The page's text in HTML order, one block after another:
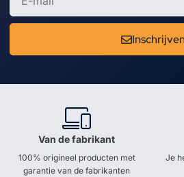
Van de fabrikant
100% origineel producten met
garantie van de fabrikanten
Je